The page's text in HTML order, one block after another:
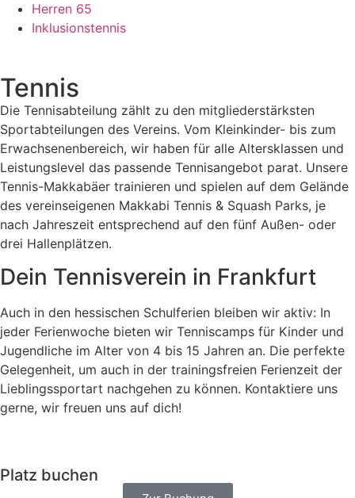
Herren 65
Inklusionstennis
Tennis
Die Tennisabteilung zählt zu den mitgliederstärksten
Sportabteilungen des Vereins. Vom Kleinkinder- bis zum
Erwachsenenbereich, wir haben für alle Altersklassen und
Leistungslevel das passende Tennisangebot parat. Unsere
Tennis-Makkabäer trainieren und spielen auf dem Gelände
des vereinseigenen Makkabi Tennis & Squash Parks, je
nach Jahreszeit entsprechend auf den fünf Außen- oder
drei Hallenplätzen.
Dein Tennisverein in Frankfurt
Auch in den hessischen Schulferien bleiben wir aktiv: In
jeder Ferienwoche bieten wir Tenniscamps für Kinder und
Jugendliche im Alter von 4 bis 15 Jahren an. Die perfekte
Gelegenheit, um auch in der trainingsfreien Ferienzeit der
Lieblingssportart nachgehen zu können. Kontaktiere uns
gerne, wir freuen uns auf dich!
Platz buchen